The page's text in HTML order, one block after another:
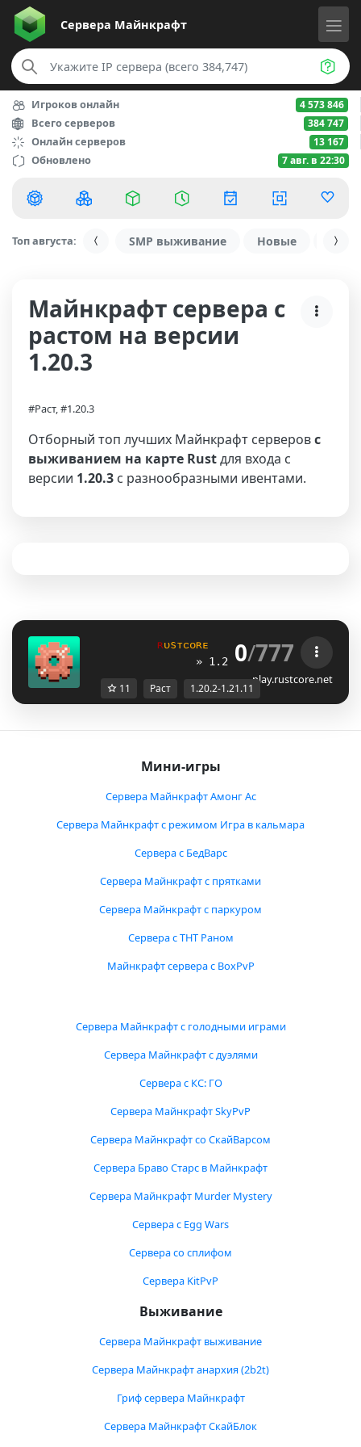
Сервера Майнкрафт
Игроков онлайн 4 573 846
Всего серверов 384 747
Онлайн серверов 13 167
Обновлено 7 авг. в 22:30
Топ августа: SMP выживание Новые С
Майнкрафт сервера с
растом на версии
1.20.3
#Раст, #1.20.3
Отборный топ лучших Майнкрафт серверовс
выживанием на карте Rustдля входа с
версии 1.20.3 с разнообразными ивентами.
ʀᴜsᴛᴄᴏʀᴇ юж ᴇт ᴀʜᴀ и
» 1.20.2 - 1.21.11 «
0/777
play.rustcore.net
11 Раст 1.20.2-1.21.11
Мини-игры
Сервера Майнкрафт Амонг Ас
Сервера Майнкрафт с режимом Игра в кальмара
Сервера с БедВарс
Сервера Майнкрафт с прятками
Сервера Майнкрафт с паркуром
Сервера с ТНТ Раном
Майнкрафт сервера с BoxPvP
Сервера Майнкрафт с голодными играми
Сервера Майнкрафт с дуэлями
Сервера с КС: ГО
Сервера Майнкрафт SkyPvP
Сервера Майнкрафт со СкайВарсом
Сервера Браво Старс в Майнкрафт
Сервера Майнкрафт Murder Mystery
Сервера с Egg Wars
Сервера со сплифом
Сервера KitPvP
Выживание
Сервера Майнкрафт выживание
Сервера Майнкрафт анархия (2b2t)
Гриф сервера Майнкрафт
Сервера Майнкрафт СкайБлок